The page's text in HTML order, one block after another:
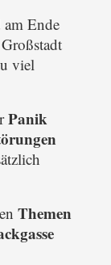
Ende
viel
Panik
Themen